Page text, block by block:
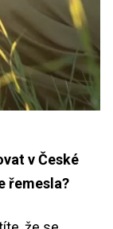
v České
řemesla?